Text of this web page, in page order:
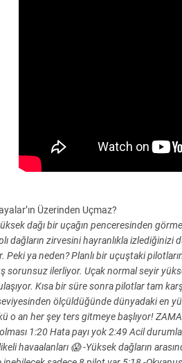
Üzerinden Uçmaz?
dağı bir uçağın penceresinden
dağların zirvesini hayranlıkla izlediğinizi
Peki ya neden? Planlı bir uçuştaki
sorunsuz ilerliyor. Uçak normal seyir
Kısa bir süre sonra pilotlar tam
ölçüldüğünde dünyadaki en
o an her şey ters gitmeye başlıyor!
1:20 Hata payı yok 2:49 Acil
havaalanları 😱 -Yüksek dağların